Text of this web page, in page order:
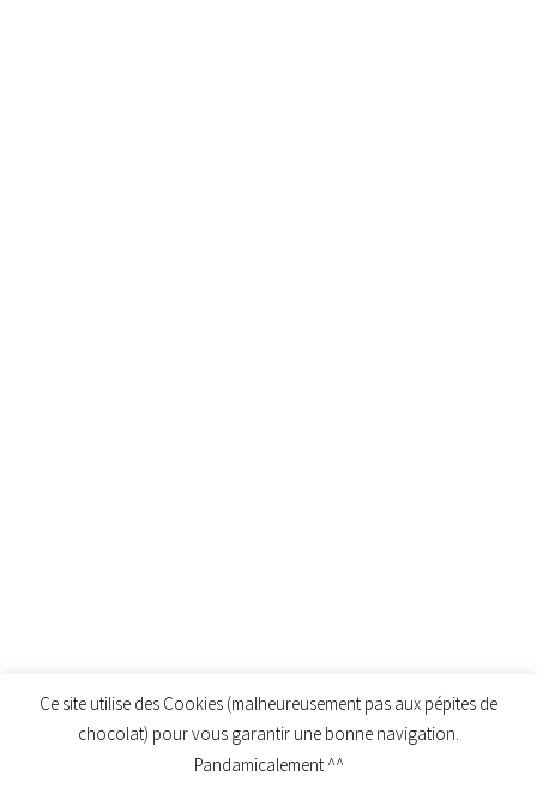
Ce site utilise des Cookies (malheureusement pas aux pépites de
chocolat) pour vous garantir une bonne navigation.
Pandamicalement ^^